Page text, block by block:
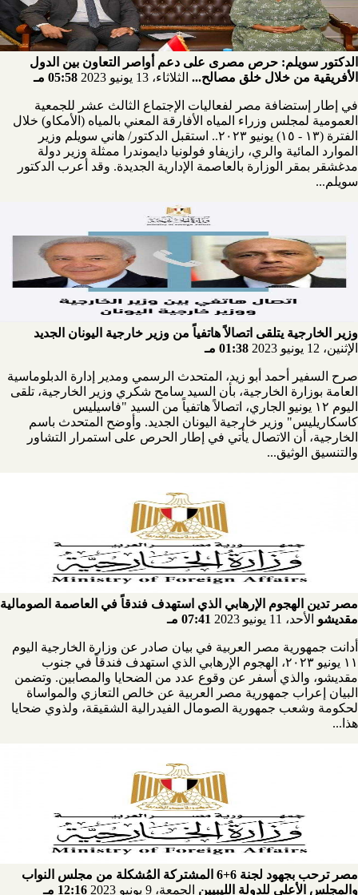
الدكتور سويلم: حرص مصرى على دعم أواصر التعاون بين الدول
الأفريقية من خلال خلق مصالح... الثلاثاء، 13 يونيو 2023 05:58 مـ
في إطار إستضافة مصر لفعاليات الإجتماع الثالث عشر للجمعية
العمومية لمجلس وزراء المياه الأفارقة المعني بالمياه (الأمكاو) خلال
الفترة (١٣ - ١٥) يونيو ٢٠٢٣.. استقبل الدكتور/ هاني سويلم وزير
الموارد المائية والري، رازيفاو فولونيا دايموندرا ممثلة وزير دولة
مدغشقر بمقر الوزارة بالعاصمة الإدارية الجديدة. وقد أعرب الدكتور
سويلم...
وزير الخارجية يتلقى اتصالاً هاتفياً من وزير خارجية اليونان الجديد
الإثنين، 12 يونيو 2023
01:38 مـ
صرح السفير أحمد أبو زيد، المتحدث الرسمي ومدير إدارة الدبلوماسية
العامة بوزارة الخارجية، بأن السيد سامح شكري وزير الخارجية، تلقى
اليوم ١٢ يونيو الجاري، اتصالاً هاتفياً من السيد "فاسيليس
كاسكاريليس" وزير خارجية اليونان الجديد. وأوضح المتحدث باسم
الخارجية، أن الاتصال يأتي في إطار الحرص على استمرار التشاور
والتنسيق الوثيق...
مصر تدين الهجوم الإرهابي الذي استهدف فندقاً في العاصمة الصومالية
مقديشو الأحد، 11 يونيو 2023 07:41 مـ
أدانت جمهورية مصر العربية في بيان صادر عن وزارة الخارجية اليوم
١١ يونيو ٢٠٢٣، الهجوم الإرهابي الذي استهدف فندقاً في جنوب
مقديشو، والذي أسفر عن وقوع عدد من الضحايا والمصابين. وتضمن
البيان إعراب جمهورية مصر العربية عن خالص التعازي والمواساة
لحكومة وشعب جمهورية الصومال الفيدرالية الشقيقة، ولذوي ضحايا
هذا...
مصر ترحب بجهود لجنة 6+6 المشتركة المُشكلة من مجلس النواب
والمجلس الأعلى للدولة الليبيين الجمعة، 9 يونيو 2023 12:16 مـ